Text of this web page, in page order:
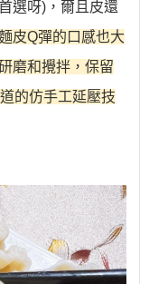
選呀)，爾且皮還
皮Q彈的口感也大
磨和攪拌，保留
的仿手工延壓技